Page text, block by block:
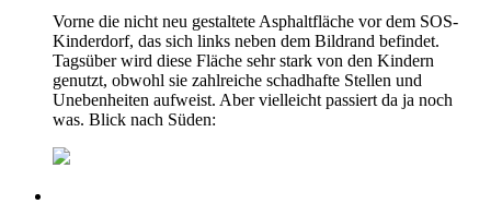
Vorne die nicht neu gestaltete Asphaltfläche vor dem SOS-
Kinderdorf, das sich links neben dem Bildrand befindet.
Tagsüber wird diese Fläche sehr stark von den Kindern
genutzt, obwohl sie zahlreiche schadhafte Stellen und
Unebenheiten aufweist. Aber vielleicht passiert da ja noch
was. Blick nach Süden: